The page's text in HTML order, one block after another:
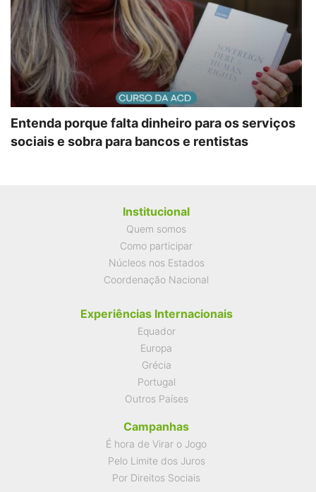
Entenda porque falta dinheiro para os serviços
sociais e sobra para bancos e rentistas
Institucional
Quem somos
Como participar
Núcleos nos Estados
Coordenação Nacional
Experiências Internacionais
Equador
Europa
Grécia
Portugal
Outros Países
Campanhas
É hora de Virar o Jogo
Pelo Limite dos Juros
Por Direitos Sociais